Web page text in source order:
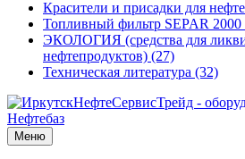
Красители и присадки для
Топливный фильтр SEPAR 2000
ЭКОЛОГИЯ (средства для
нефтепродуктов) (27)
Техническая литература (32)
Меню